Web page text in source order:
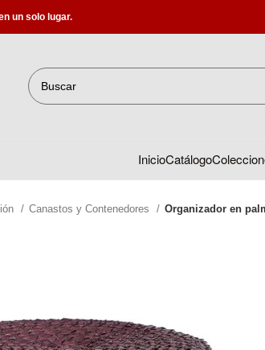
un solo lugar.
InicioCatálogo
Canastos y Contenedores Organizador en